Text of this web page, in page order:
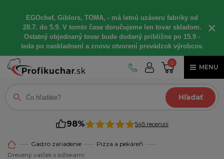
EGOchef, Giblors, TOMA, - má letnú uzáveru fabriky od
28.7. do 5.9. V tomto čase doručujeme len tovar skladom.
Ostatný objednaný tovar bude dodaný približne po 15.9 -
teda po naskladnení a znovu otvorení prevádzok výrobcov.
×
0
MENU
Hľadať
98% 545 recenzií
Gastro zariadenie
Pizza a pekáreň
Drevený valček s ložiskami